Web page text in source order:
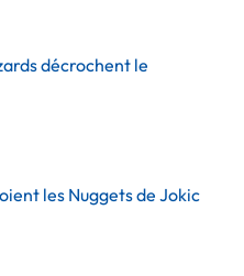
décrochent le
les Nuggets de Jokic